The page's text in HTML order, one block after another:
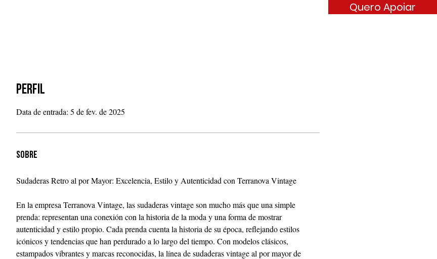
Quero Apoiar
Perfil
Data de entrada: 5 de fev. de 2025
Sobre
Sudaderas Retro al por Mayor: Excelencia, Estilo y Autenticidad con Terranova Vintage
En la empresa Terranova Vintage, las sudaderas vintage son mucho más que una simple
prenda: representan una conexión con la historia de la moda y una forma de mostrar
autenticidad y estilo propio. Cada prenda cuenta la historia de su época, reflejando estilos
icónicos y tendencias que han perdurado a lo largo del tiempo. Con modelos clásicos,
estampados vibrantes y marcas reconocidas, la línea de sudaderas vintage al por mayor de